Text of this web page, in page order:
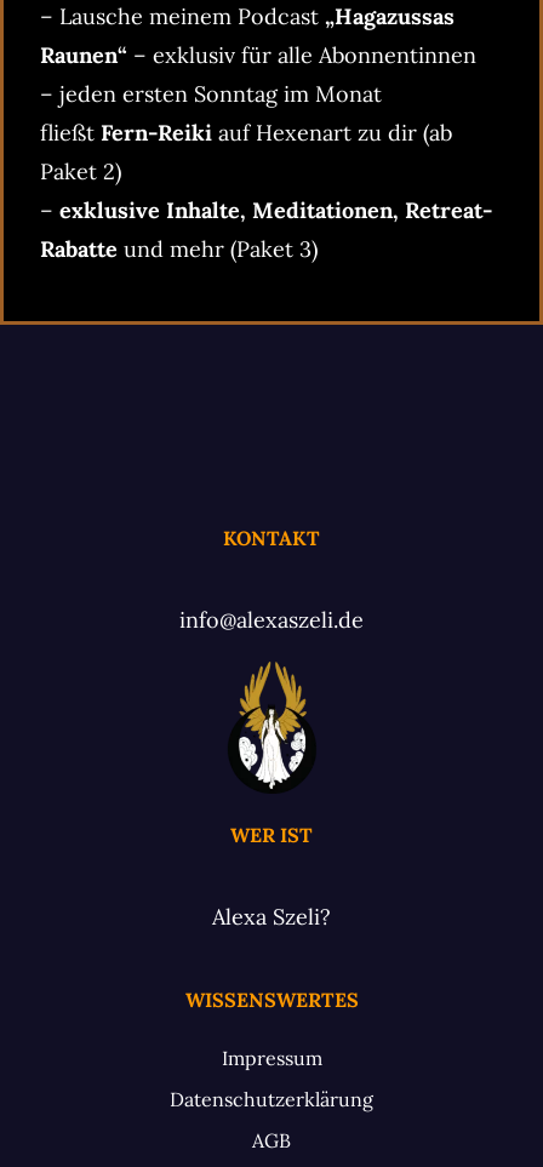
– Lausche meinem Podcast „Hagazussas
Raunen“ – exklusiv für alle Abonnentinnen
– jeden ersten Sonntag im Monat
fließt Fern-Reiki auf Hexenart zu dir (ab
Paket 2)
– exklusive Inhalte, Meditationen, Retreat-
Rabatte und mehr (Paket 3)
KONTAKT
info@alexaszeli.de
WER IST
Alexa Szeli?
WISSENSWERTES
Impressum
Datenschutzerklärung
AGB